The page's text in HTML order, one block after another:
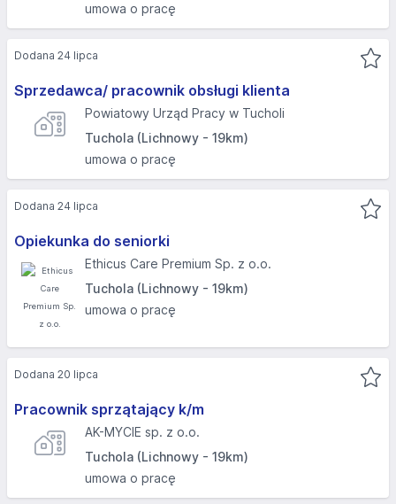
umowa o pracę
Sprzedawca/ pracownik obsługi klienta
Powiatowy Urząd Pracy w Tucholi
Tuchola (Lichnowy - 19km)
umowa o pracę
Dodana 24 lipca
Opiekunka do seniorki
Ethicus Care Premium Sp. z o.o.
Tuchola (Lichnowy - 19km)
umowa o pracę
Dodana 24 lipca
Pracownik sprzątający k/m
AK-MYCIE sp. z o.o.
Tuchola (Lichnowy - 19km)
umowa o pracę
Dodana 20 lipca